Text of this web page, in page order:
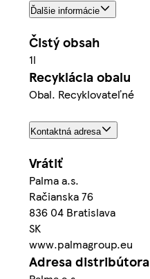
Ďalšie informácie
Čistý obsah
1l
Recyklácia obalu
Obal. Recyklovateľné
Kontaktná adresa
Vrátiť
Palma a.s.
Račianska 76
836 04 Bratislava
SK
www.palmagroup.eu
Adresa distribútora